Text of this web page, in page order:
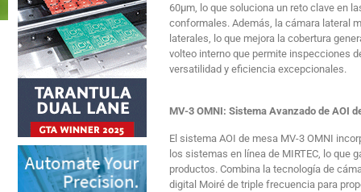
60µm, lo que soluciona un reto clave en
conformales. Además, la cámara lateral
laterales, lo que mejora la cobertura
volteo interno que permite inspecciones
versatilidad y eficiencia excepcionales.
MV-3 OMNI: Sistema Avanzado de AOI
El sistema AOI de mesa MV-3 ​​OMNI
los sistemas en línea de MIRTEC, lo que
productos. Combina la tecnología de
digital Moiré de triple frecuencia para